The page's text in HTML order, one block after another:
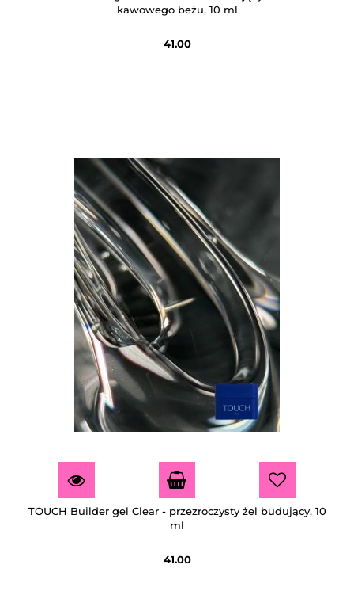
kawowego beżu, 10 ml
41.00
TOUCH Builder gel Clear - przezroczysty żel budujący, 10
ml
41.00